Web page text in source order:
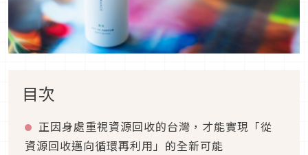
目次
正因身處重視資源回收的台灣，才能實現「從
資源回收邁向循環再利用」的全新可能